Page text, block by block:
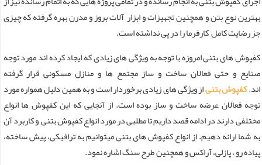
بهترین نوع بتن و همچنین تجهیزات و ابزار آلات بروز و مدرن بهره گرفته که چیزی
جز رضایت کامل کارفرما را در پی نداشته است.
کفپوش های بتنی امروزه با توجه به ویژگی های زیادی که ایجاد کرده اند مورد توجه
صنایع و حتی فعالان ساخت و ساز مجتمع ها و منازل مسکونی قرار گرفته
اند.کفپوش بتنیاز ویژگی های زیادی برخوردار است و به همین دلیل همواره مورد
توجه فعالان عرضه ساخت و ساز بوده است. از آنجایی که این کفپوش ها انواع
مختلفی دارند در ادامه قصد داریم تا مطلبی در مورد انواع کفپوش بتنی و کاربرد آن
به شما ارائه دهیم. از انواع کفپوش های بتنی میتوانیم به ترافیکی، پیش ساخته،
پیاده رو ، پازلی، آراکس و همچنین طرح سنگ اشاره نمود.